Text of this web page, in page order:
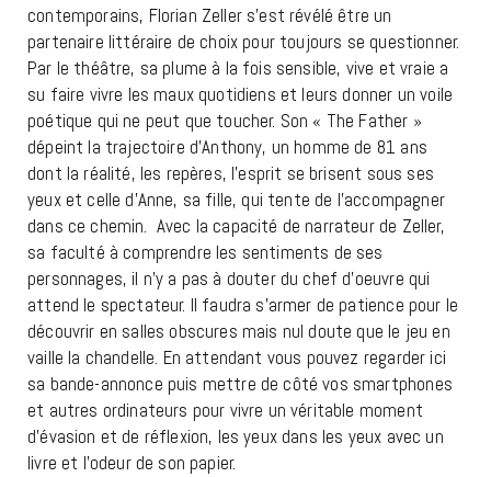
contemporains, Florian Zeller s’est révélé être un
partenaire littéraire de choix pour toujours se questionner.
Par le théâtre, sa plume à la fois sensible, vive et vraie a
su faire vivre les maux quotidiens et leurs donner un voile
poétique qui ne peut que toucher. Son « The Father »
dépeint la trajectoire d’Anthony, un homme de 81 ans
dont la réalité, les repères, l’esprit se brisent sous ses
yeux et celle d’Anne, sa fille, qui tente de l’accompagner
dans ce chemin. Avec la capacité de narrateur de Zeller,
sa faculté à comprendre les sentiments de ses
personnages, il n’y a pas à douter du chef d’oeuvre qui
attend le spectateur. Il faudra s’armer de patience pour le
découvrir en salles obscures mais nul doute que le jeu en
vaille la chandelle. En attendant vous pouvez regarder ici
sa bande-annonce puis mettre de côté vos smartphones
et autres ordinateurs pour vivre un véritable moment
d’évasion et de réflexion, les yeux dans les yeux avec un
livre et l’odeur de son papier.